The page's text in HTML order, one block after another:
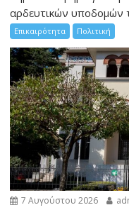
αρδευτικών υποδομών
Επικαιρότητα Πολιτική
7 Αυγούστου 2026